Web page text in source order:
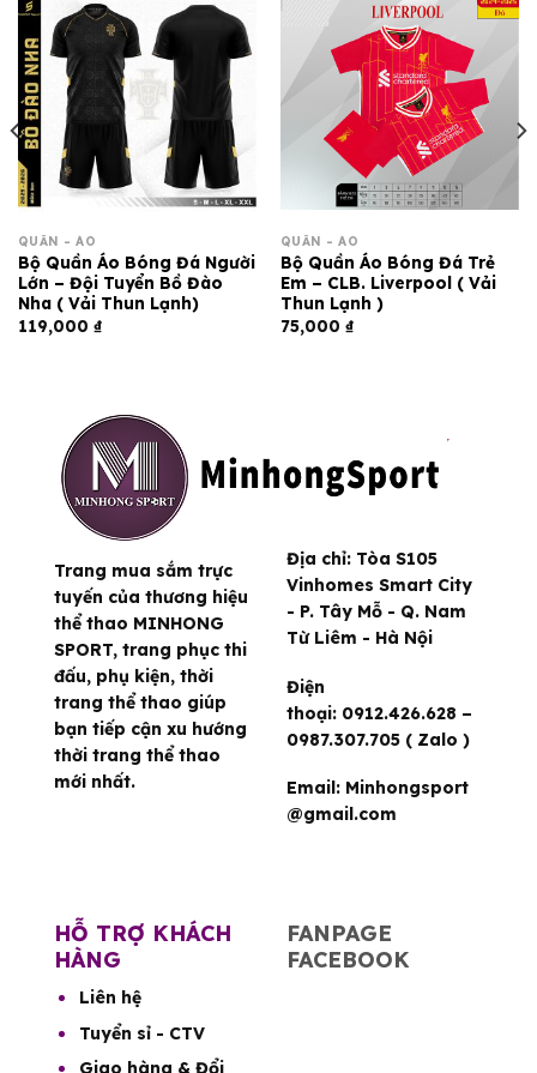
QUẦN - ÁO
Bộ Quần Áo Bóng Đá Người
Lớn – Đội Tuyển Bồ Đào
Nha ( Vải Thun Lạnh)
119,000 ₫
QUẦN - ÁO
Bộ Quần Áo Bóng Đá Trẻ
Em – CLB. Liverpool ( Vải
Thun Lạnh )
75,000 ₫
Trang mua sắm trực
tuyến của thương hiệu
thể thao MINHONG
SPORT, trang phục thi
đấu, phụ kiện, thời
trang thể thao giúp
bạn tiếp cận xu hướng
thời trang thể thao
mới nhất.
Địa chỉ: Tòa S105
Vinhomes Smart City
- P. Tây Mỗ - Q. Nam
Từ Liêm - Hà Nội
Điện
thoại: 0912.426.628 –
0987.307.705 ( Zalo )
Email: Minhongsport
@gmail.com
HỖ TRỢ KHÁCH
HÀNG
Liên hệ
Tuyển sỉ - CTV
Giao hàng & Đổi
FANPAGE
FACEBOOK